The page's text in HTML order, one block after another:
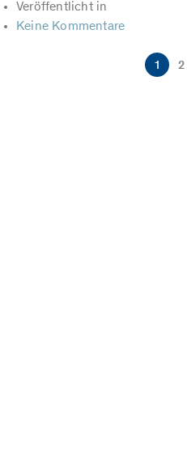
Veröffentlicht in
Keine Kommentare
1 2